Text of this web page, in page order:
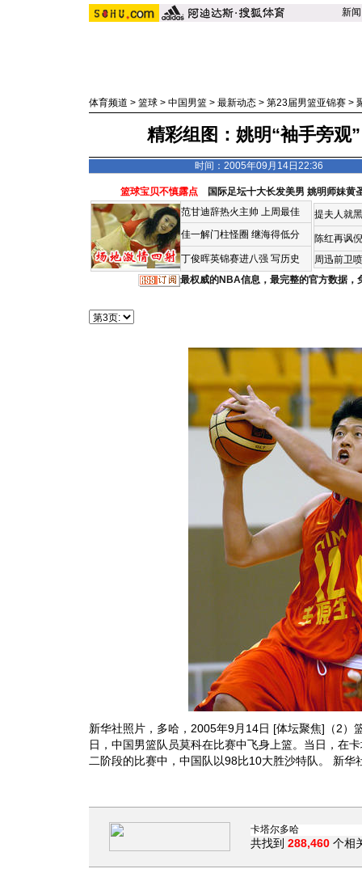
新闻
体育频道 > 篮球 > 中国男篮 > 最新动态 > 第23届男篮亚锦赛 >
精彩组图：姚明“袖手旁观
时间：2005年09月14日22:36
篮球宝贝不慎露点 国际足坛十大长发美男 姚明师妹黄
范甘迪辞热火主帅 上周最佳
佳一解门柱怪圈 继海得低分
丁俊晖英锦赛进八强 写历史
提夫人就
陈红再讽
周迅前卫
最权威的NBA信息，最完整的官方数据，
新华社照片，多哈，2005年9月14日 [体坛聚焦]（2
日，中国男篮队员莫科在比赛中飞身上篮。当日，在
二阶段的比赛中，中国队以98比10大胜沙特队。 新华
共找到 288,460 个相